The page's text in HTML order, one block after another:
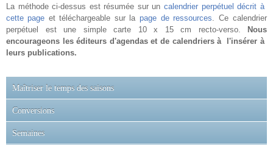
Maîtriser le temps des saisons
Conversions
Semaines
La méthode ci-dessus est résumée sur un calendrier perpétuel décrit à
cette page et téléchargeable sur la page de ressources. Ce calendrier
perpétuel est une simple carte 10 x 15 cm recto-verso.
Nous
encourageons les éditeurs d'agendas et de calendriers à l'insérer à
leurs publications.